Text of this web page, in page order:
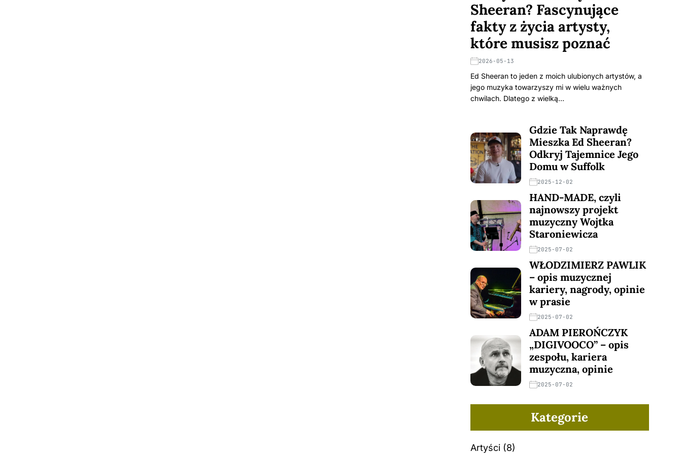
Sheeran? Fascynujące
fakty z życia artysty,
które musisz poznać
2026-05-13
Ed Sheeran to jeden z moich ulubionych artystów, a
jego muzyka towarzyszy mi w wielu ważnych
chwilach. Dlatego z wielką…
Gdzie Tak Naprawdę
Mieszka Ed Sheeran?
Odkryj Tajemnice Jego
Domu w Suffolk
2025-12-02
HAND-MADE, czyli
najnowszy projekt
muzyczny Wojtka
Staroniewicza
2025-07-02
WŁODZIMIERZ PAWLIK
– opis muzycznej
kariery, nagrody, opinie
w prasie
2025-07-02
ADAM PIEROŃCZYK
„DIGIVOOCO” – opis
zespołu, kariera
muzyczna, opinie
2025-07-02
Kategorie
Artyści(8)